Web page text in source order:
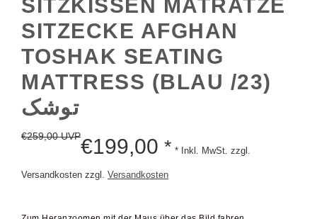
SITZECKE AFGHAN
TOSHAK SEATING
MATTRESS (BLAU /23)
توشک
€259,00 UVP
Versandkosten zzgl. Versandkosten
versandkostenfrei
innerhalb des deutschen Festlands.